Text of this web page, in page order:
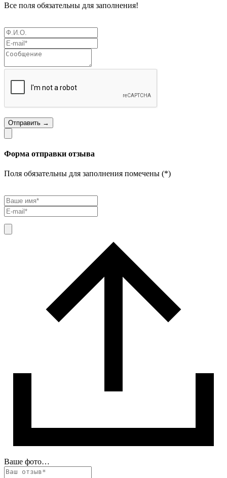
Все поля обязательны для заполнения!
Отправить →
Форма отправки отзыва
Поля обязательны для заполнения помечены (*)
Ваше фото…